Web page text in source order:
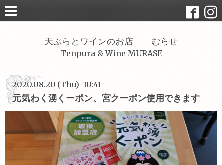
天ぷらとワインのお店 むらせ
Tenpura & Wine MURASE
2020.08.20 (Thu) 10:41
元気わく湧くーポン、宮クーポン使用できます